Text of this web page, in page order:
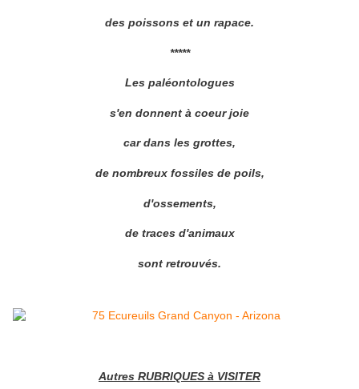
des poissons et un rapace.
*****
Les paléontologues
s'en donnent à coeur joie
car dans les grottes,
de nombreux fossiles de poils,
d'ossements,
de traces d'animaux
sont retrouvés.
Autres RUBRIQUES à VISITER